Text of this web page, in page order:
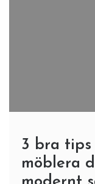
3 bra
möblera